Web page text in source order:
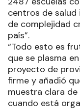
centros de salud
de complejidad
país”.
“Todo esto es
que se plasma
proyecto de
firme y añadió
muestra clara
cuando está